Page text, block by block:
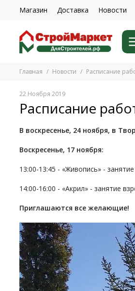
Магазин Доставка Новости
Главная Новости Расписание
22 Ноября 2019
Расписание
В воскресенье, 24 ноября, в
Воскресенье, 17 ноября:
13:00-13:45 - «Живопись» -
14:00-16:00 - «Акрил» - занятие
Приглашаются все желающие!